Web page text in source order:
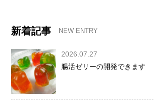
新着記事 NEW ENTRY
2026.07.27
腸活ゼリーの開発できます